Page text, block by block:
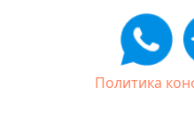
Политика